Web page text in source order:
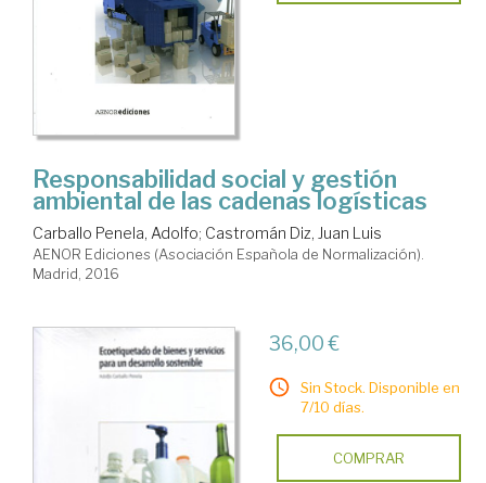
Responsabilidad social y gestión
ambiental de las cadenas logísticas
Carballo Penela, Adolfo; Castromán Diz, Juan Luis
AENOR Ediciones (Asociación Española de Normalización).
Madrid, 2016
36,00 €
Sin Stock. Disponible en
7/10 días.
COMPRAR